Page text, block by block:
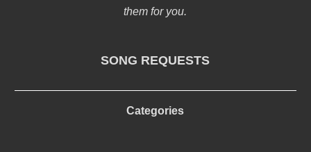
them for you.
SONG REQUESTS
Categories